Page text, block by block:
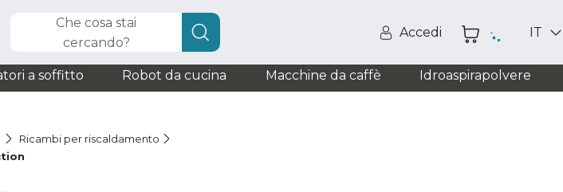
Che cosa stai
cercando?
Accedi IT
a soffitto Robot da cucina Macchine da caffè Idroaspirapolvere
Ricambi per riscaldamento